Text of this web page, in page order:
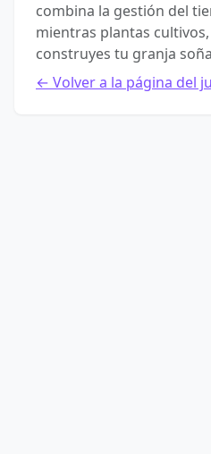
combina la gestión del
mientras plantas
construyes tu granja
← Volver a la página del